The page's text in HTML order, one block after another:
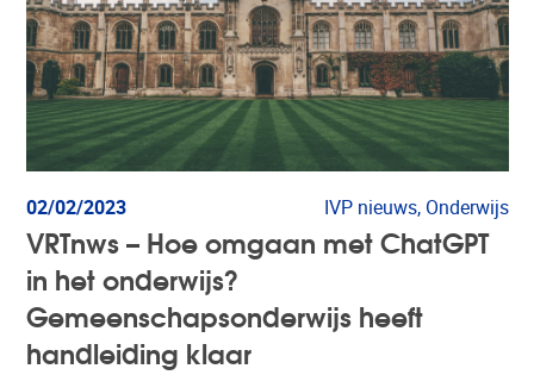
02/02/2023 IVP nieuws, Onderwijs
VRTnws – Hoe omgaan met ChatGPT
in het onderwijs?
Gemeenschapsonderwijs heeft
handleiding klaar